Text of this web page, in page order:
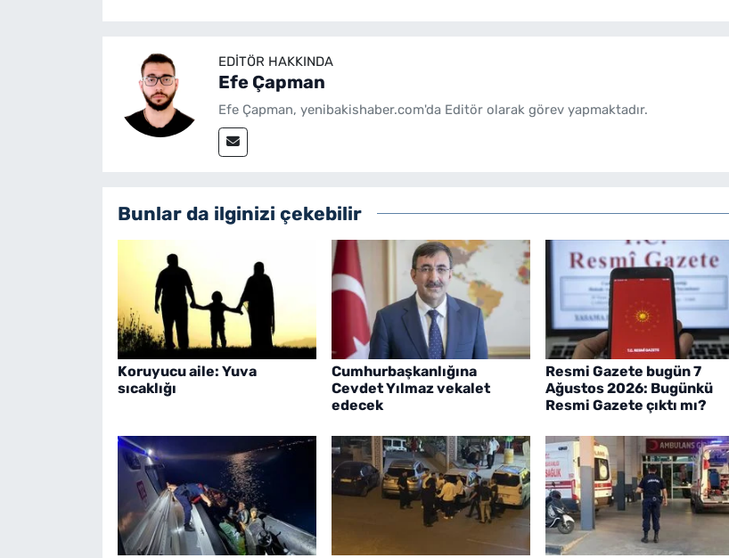
EDITÖR HAKKINDA
Efe Çapman
Efe Çapman, yenibakishaber.com'da Editör olarak görev yapmaktadır.
Bunlar da ilginizi çekebilir
Koruyucu aile: Yuva
sıcaklığı
Cumhurbaşkanlığına
Cevdet Yılmaz vekalet
edecek
Resmi Gazete bugün 7
Ağustos 2026: Bugünkü
Resmi Gazete çıktı mı?